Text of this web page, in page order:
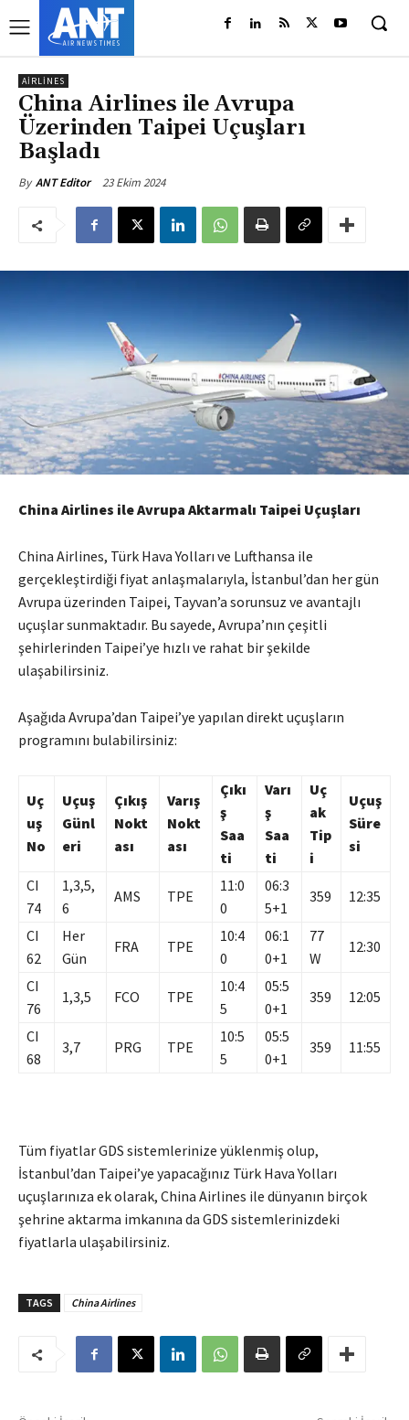
AIRLINES
China Airlines ile Avrupa
Üzerinden Taipei Uçuşları
Başladı
By ANT Editor 23 Ekim 2024
China Airlines ile Avrupa Aktarmalı Taipei Uçuşları
China Airlines, Türk Hava Yolları ve Lufthansa ile
gerçekleştirdiği fiyat anlaşmalarıyla, İstanbul’dan her gün
Avrupa üzerinden Taipei, Tayvan’a sorunsuz ve avantajlı
uçuşlar sunmaktadır. Bu sayede, Avrupa’nın çeşitli
şehirlerinden Taipei’ye hızlı ve rahat bir şekilde
ulaşabilirsiniz.
Aşağıda Avrupa’dan Taipei’ye yapılan direkt uçuşların
programını bulabilirsiniz:
Uç
uş
No
Uçuş
Günl
eri
Çıkış
Nokt
ası
Varış
Nokt
ası
Çıkı
ş
Saa
ti
Varı
ş
Saa
ti
Uç
ak
Tip
i
Uçuş
Süre
si
CI
74
1,3,5,
6
AMS TPE
11:0
0
06:3
5+1
359 12:35
CI
62
Her
Gün
FRA TPE
10:4
0
06:1
0+1
77
W
12:30
CI
76
1,3,5 FCO TPE
10:4
5
05:5
0+1
359 12:05
CI
68
3,7 PRG TPE
10:5
5
05:5
0+1
359 11:55
Tüm fiyatlar GDS sistemlerinize yüklenmiş olup,
İstanbul’dan Taipei’ye yapacağınız Türk Hava Yolları
uçuşlarınıza ek olarak, China Airlines ile dünyanın birçok
şehrine aktarma imkanına da GDS sistemlerinizdeki
fiyatlarla ulaşabilirsiniz.
TAGS China Airlines